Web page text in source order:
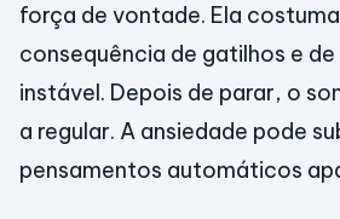
força de vontade. Ela
consequência de gatilhos e
instável. Depois de parar, o
a regular. A ansiedade pode
pensamentos automáticos